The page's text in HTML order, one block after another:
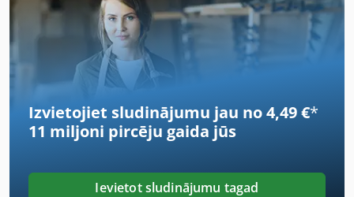
Dino 105 T
Foliant 520 Hp
Grass Bbm St
Hueller Hille Nbh 290
Kleine Sf 10
Mafell Ls 103
Izvietojiet sludinājumu jau no 4,49 €*
11 miljoni pircēju gaida jūs
Ievietot sludinājumu tagad